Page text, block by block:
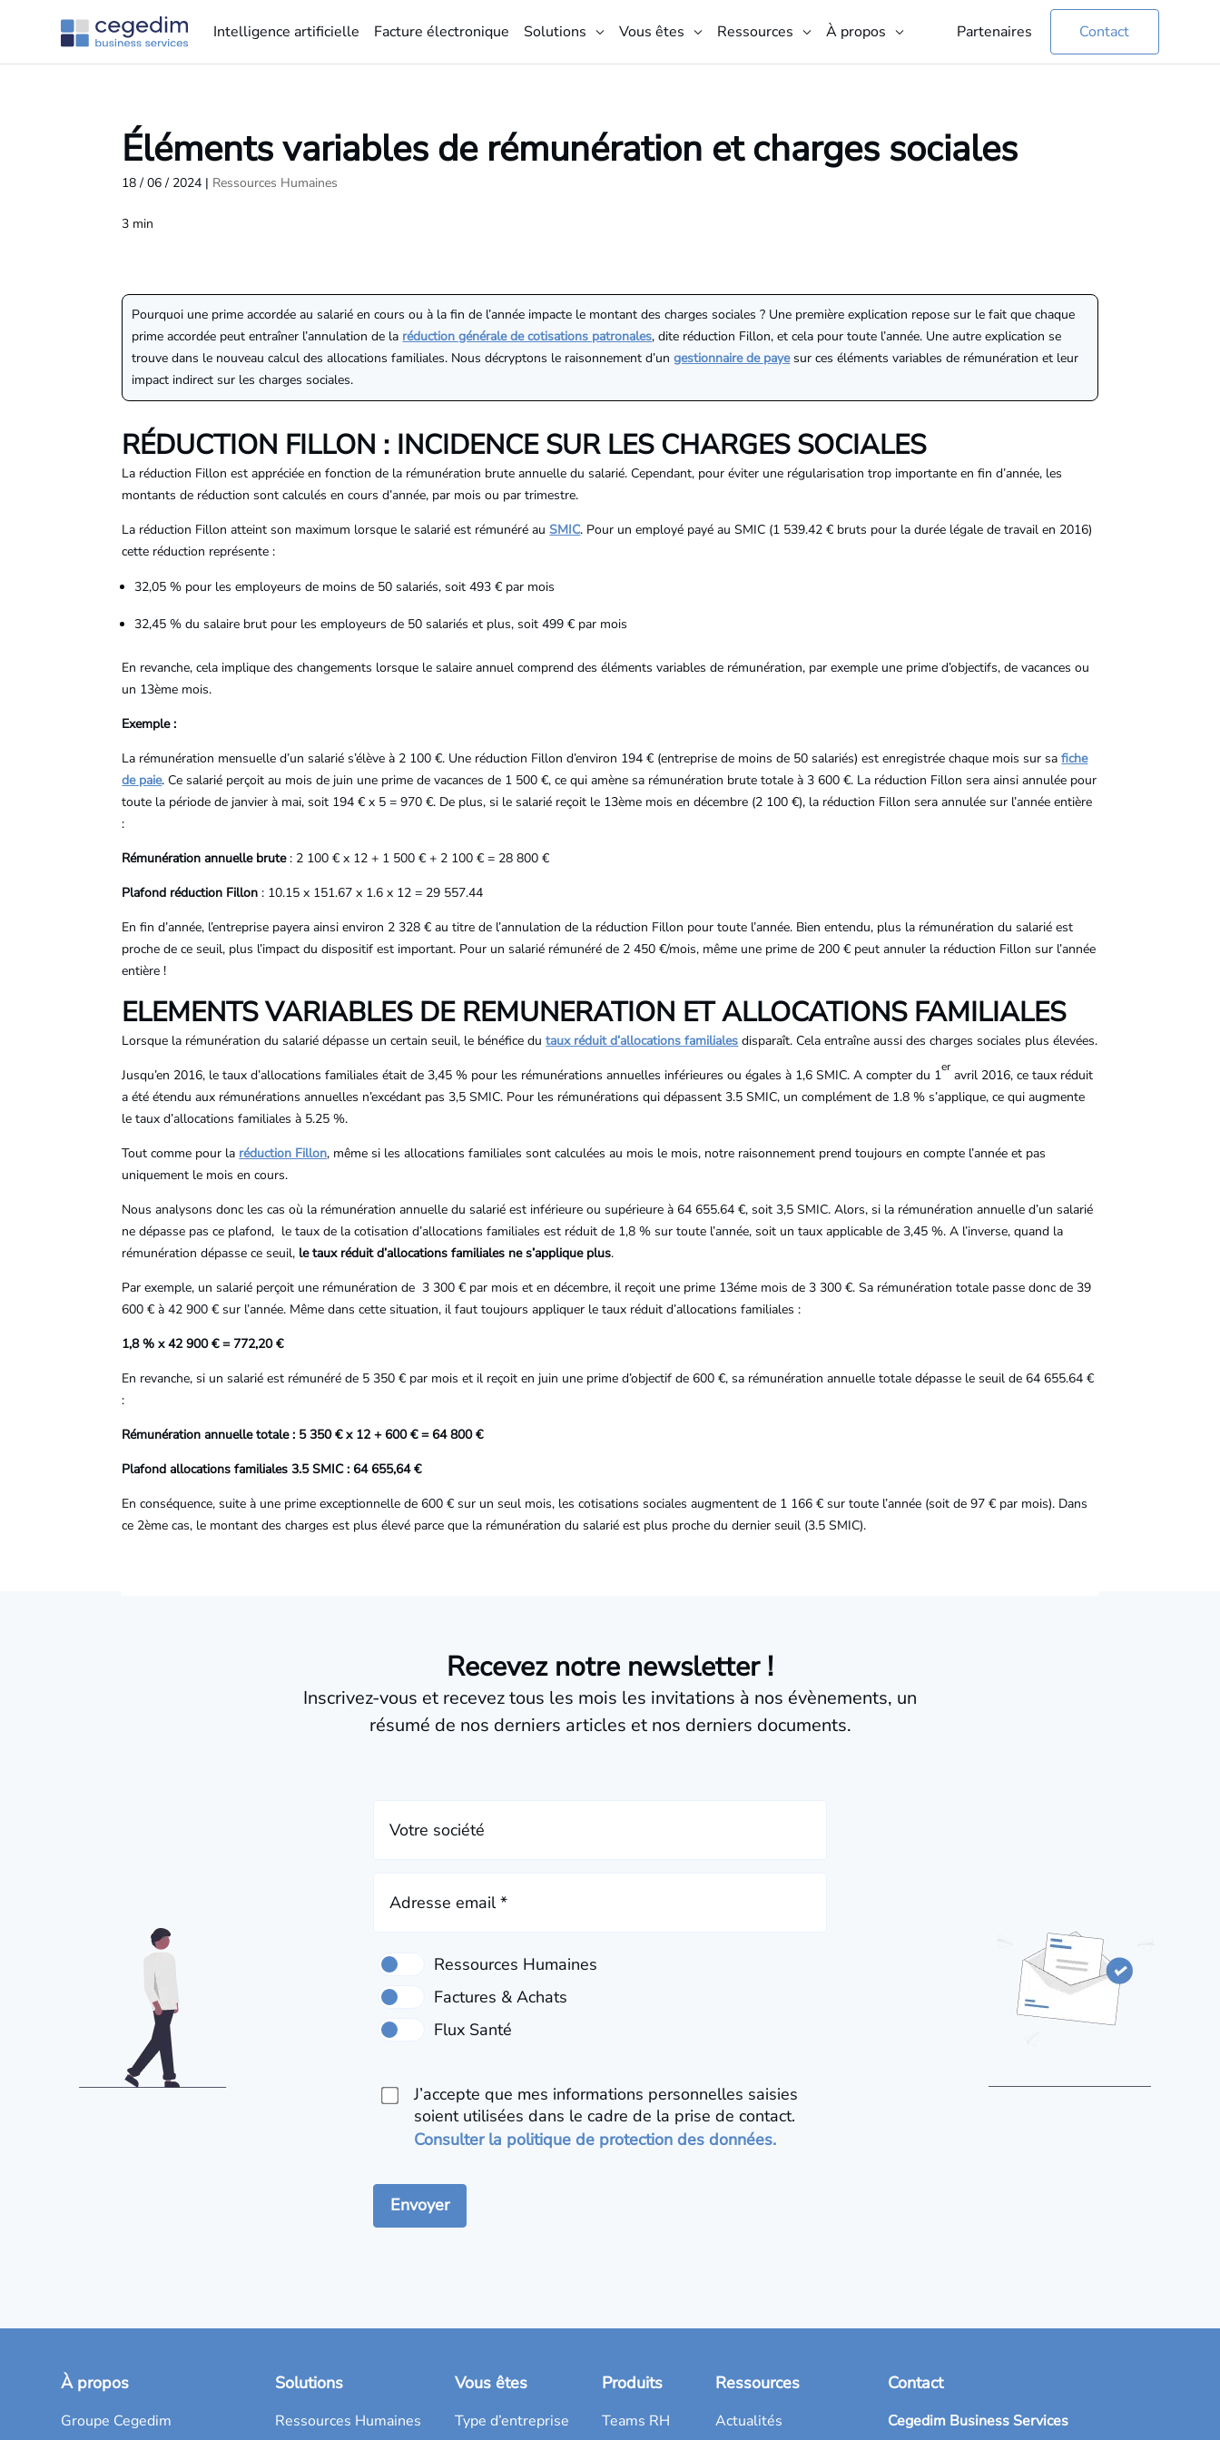
Intelligence artificielle Facture électronique Solutions Vous êtes Ressources À propos Partenaires Contact
Éléments variables de rémunération et charges sociales
18 / 06 / 2024 | Ressources Humaines
3 min
Pourquoi une prime accordée au salarié en cours ou à la fin de l’année impacte le montant des charges sociales ? Une première explication repose sur le fait que chaque
prime accordée peut entraîner l’annulation de la réduction générale de cotisations patronales, dite réduction Fillon, et cela pour toute l’année. Une autre explication se
trouve dans le nouveau calcul des allocations familiales. Nous décryptons le raisonnement d’ungestionnaire de payesur ces éléments variables de rémunération et leur
impact indirect sur les charges sociales.
RÉDUCTION FILLON : INCIDENCE SUR LES CHARGES SOCIALES
La réduction Fillon est appréciée en fonction de la rémunération brute annuelle du salarié. Cependant, pour éviter une régularisation trop importante en fin d’année, les
montants de réduction sont calculés en cours d’année, par mois ou par trimestre.
La réduction Fillon atteint son maximum lorsque le salarié est rémunéré auSMIC. Pour un employé payé au SMIC (1 539.42 € bruts pour la durée légale de travail en 2016)
cette réduction représente :
32,05 % pour les employeurs de moins de 50 salariés, soit 493 € par mois
32,45 % du salaire brut pour les employeurs de 50 salariés et plus, soit 499 € par mois
En revanche, cela implique des changements lorsque le salaire annuel comprend des éléments variables de rémunération, par exemple une prime d’objectifs, de vacances ou
un 13ème mois.
Exemple :
La rémunération mensuelle d’un salarié s’élève à 2 100 €. Une réduction Fillon d’environ 194 € (entreprise de moins de 50 salariés) est enregistrée chaque mois sur safiche
de paie. Ce salarié perçoit au mois de juin une prime de vacances de 1 500 €, ce qui amène sa rémunération brute totale à 3 600 €. La réduction Fillon sera ainsi annulée pour
toute la période de janvier à mai, soit 194 € x 5 = 970 €. De plus, si le salarié reçoit le 13ème mois en décembre (2 100 €), la réduction Fillon sera annulée sur l’année entière
:
Rémunération annuelle brute: 2 100 € x 12 + 1 500 € + 2 100 € = 28 800 €
Plafond réduction Fillon : 10.15 x 151.67 x 1.6 x 12 = 29 557.44
En fin d’année, l’entreprise payera ainsi environ 2 328 € au titre de l’annulation de la réduction Fillon pour toute l’année. Bien entendu, plus la rémunération du salarié est
proche de ce seuil, plus l’impact du dispositif est important. Pour un salarié rémunéré de 2 450 €/mois, même une prime de 200 € peut annuler la réduction Fillon sur l’année
entière !
ELEMENTS VARIABLES DE REMUNERATION ET ALLOCATIONS FAMILIALES
Lorsque la rémunération du salarié dépasse un certain seuil, le bénéfice dutaux réduit d’allocations familiales disparaît. Cela entraîne aussi des charges sociales plus élevées.
Jusqu’en 2016, le taux d’allocations familiales était de 3,45 % pour les rémunérations annuelles inférieures ou égales à 1,6 SMIC. A compter du 1er avril 2016, ce taux réduit
a été étendu aux rémunérations annuelles n’excédant pas 3,5 SMIC. Pour les rémunérations qui dépassent 3.5 SMIC, un complément de 1.8 % s’applique, ce qui augmente
le taux d’allocations familiales à 5.25 %.
Tout comme pour la réduction Fillon, même si les allocations familiales sont calculées au mois le mois, notre raisonnement prend toujours en compte l’année et pas
uniquement le mois en cours.
Nous analysons donc les cas où la rémunération annuelle du salarié est inférieure ou supérieure à 64 655.64 €, soit 3,5 SMIC. Alors, si la rémunération annuelle d’un salarié
ne dépasse pas ce plafond, le taux de la cotisation d’allocations familiales est réduit de 1,8 % sur toute l’année, soit un taux applicable de 3,45 %. A l’inverse, quand la
rémunération dépasse ce seuil, le taux réduit d’allocations familiales ne s’applique plus.
Par exemple, un salarié perçoit une rémunération de 3 300 € par mois et en décembre, il reçoit une prime 13éme mois de 3 300 €. Sa rémunération totale passe donc de 39
600 € à 42 900 € sur l’année. Même dans cette situation, il faut toujours appliquer le taux réduit d’allocations familiales :
1,8 % x 42 900 € = 772,20 €
En revanche, si un salarié est rémunéré de 5 350 € par mois et il reçoit en juin une prime d’objectif de 600 €, sa rémunération annuelle totale dépasse le seuil de 64 655.64 €
:
Rémunération annuelle totale : 5 350 € x 12 + 600 € = 64 800 €
Plafond allocations familiales 3.5 SMIC : 64 655,64 €
En conséquence, suite à une prime exceptionnelle de 600 € sur un seul mois, les cotisations sociales augmentent de 1 166 € sur toute l’année (soit de 97 € par mois). Dans
ce 2ème cas, le montant des charges est plus élevé parce que la rémunération du salarié est plus proche du dernier seuil (3.5 SMIC).
Recevez notre newsletter !
Inscrivez-vous et recevez tous les mois les invitations à nos évènements, un
résumé de nos derniers articles et nos derniers documents.
Votre société
Adresse email *
J’accepte que mes informations personnelles saisies
soient utilisées dans le cadre de la prise de contact.
Consulter la politique de protection des données.
À propos
Groupe Cegedim
Solutions
Ressources Humaines
Vous êtes
Type d’entreprise
Produits
Teams RH
Ressources
Actualités
Contact
Cegedim Business Services